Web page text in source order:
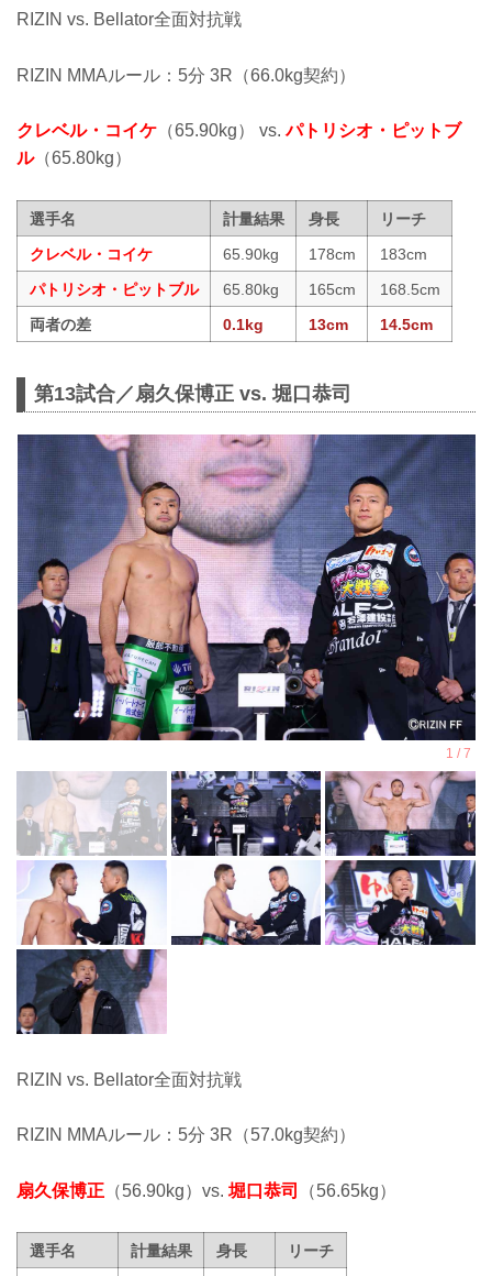
RIZIN vs. Bellator全面対抗戦
RIZIN MMAルール：5分 3R（66.0kg契約）
クレベル・コイケ （65.90kg） vs.パトリシオ・ピットブ
ル（65.80kg）
選手名 計量結果 身長
リーチ
クレベル・コイケ
65.90kg 178cm
183cm
パトリシオ・ピットブル
65.80kg 165cm
168.5cm
両者の差
0.1kg 13cm 14.5cm
第13試合／扇久保博正 vs. 堀口恭司
RIZIN vs. Bellator全面対抗戦
RIZIN MMAルール：5分 3R（57.0kg契約）
扇久保博正 （56.90kg）vs. 堀口恭司 （56.65kg）
選手名 計量結果 身長
リーチ